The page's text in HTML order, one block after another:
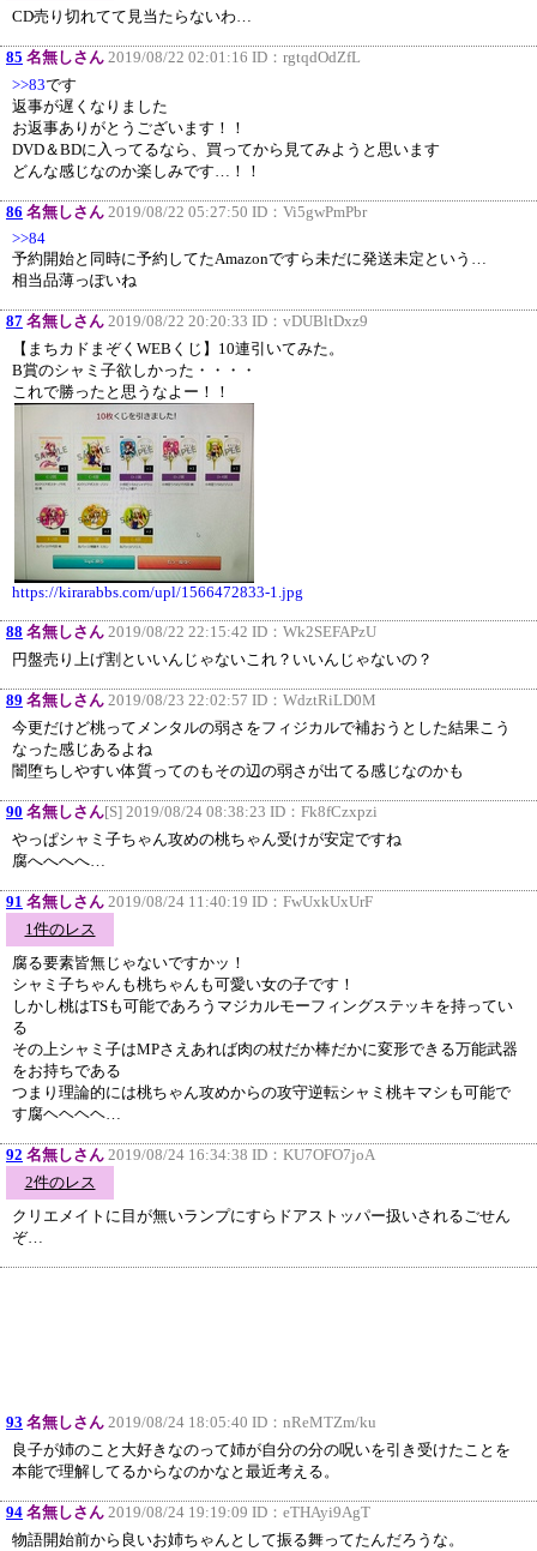
CD売り切れてて見当たらないわ…
85 名無しさん 2019/08/22 02:01:16 ID： rgtqdOdZfL
>>83です
返事が遅くなりました
お返事ありがとうございます！！
DVD＆BDに入ってるなら、買ってから見てみようと思います
どんな感じなのか楽しみです…！！
86 名無しさん 2019/08/22 05:27:50 ID： Vi5gwPmPbr
>>84
予約開始と同時に予約してたAmazonですら未だに発送未定という…
相当品薄っぽいね
87 名無しさん 2019/08/22 20:20:33 ID： vDUBltDxz9
【まちカドまぞくWEBくじ】10連引いてみた。
B賞のシャミ子欲しかった・・・・
これで勝ったと思うなよー！！
https://kirarabbs.com/upl/1566472833-1.jpg
88 名無しさん 2019/08/22 22:15:42 ID： Wk2SEFAPzU
円盤売り上げ割といいんじゃないこれ？いいんじゃないの？
89 名無しさん 2019/08/23 22:02:57 ID： WdztRiLD0M
今更だけど桃ってメンタルの弱さをフィジカルで補おうとした結果こう
なった感じあるよね
闇堕ちしやすい体質ってのもその辺の弱さが出てる感じなのかも
90 名無しさん[S] 2019/08/24 08:38:23 ID： Fk8fCzxpzi
やっぱシャミ子ちゃん攻めの桃ちゃん受けが安定ですね
腐へへへへ…
91 名無しさん 2019/08/24 11:40:19 ID： FwUxkUxUrF
1件のレス
腐る要素皆無じゃないですかッ！
シャミ子ちゃんも桃ちゃんも可愛い女の子です！
しかし桃はTSも可能であろうマジカルモーフィングステッキを持ってい
る
その上シャミ子はMPさえあれば肉の杖だか棒だかに変形できる万能武器
をお持ちである
つまり理論的には桃ちゃん攻めからの攻守逆転シャミ桃キマシも可能で
す腐ヘヘヘヘ…
92 名無しさん 2019/08/24 16:34:38 ID： KU7OFO7joA
2件のレス
クリエメイトに目が無いランプにすらドアストッパー扱いされるごせん
ぞ…
93 名無しさん 2019/08/24 18:05:40 ID： nReMTZm/ku
良子が姉のこと大好きなのって姉が自分の分の呪いを引き受けたことを
本能で理解してるからなのかなと最近考える。
94 名無しさん 2019/08/24 19:19:09 ID： eTHAyi9AgT
物語開始前から良いお姉ちゃんとして振る舞ってたんだろうな。